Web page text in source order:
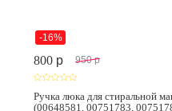
-16%
800 p 950 p
Ручка люка для стиральной
(00648581, 00751783,